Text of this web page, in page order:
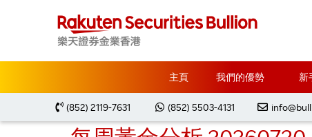
主頁 我們的優勢 新
(852) 2119-7631 (852) 5503-4131
彙整:Market
每周黃金分析 20260803
每周黃金分析 20260727